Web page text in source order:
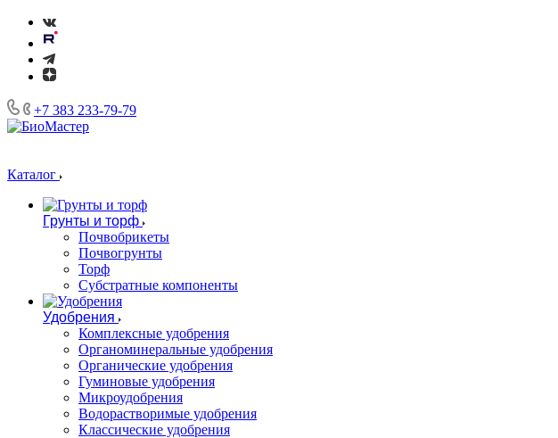
+7 383 233-79-79
Каталог
Грунты и торф
Почвобрикеты
Почвогрунты
Торф
Субстратные компоненты
Удобрения
Комплексные удобрения
Органоминеральные удобрения
Органические удобрения
Гуминовые удобрения
Микроудобрения
Водорастворимые удобрения
Классические удобрения